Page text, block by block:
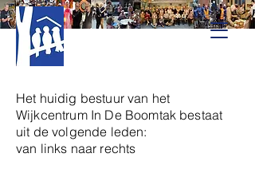
Het huidig bestuur van het
Wijkcentrum In De Boomtak bestaat
uit de volgende leden:
van links naar rechts